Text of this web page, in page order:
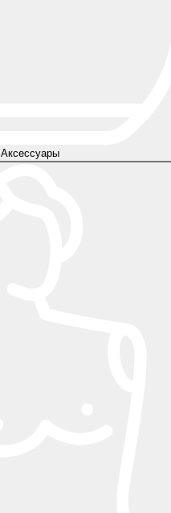
Аксессуары